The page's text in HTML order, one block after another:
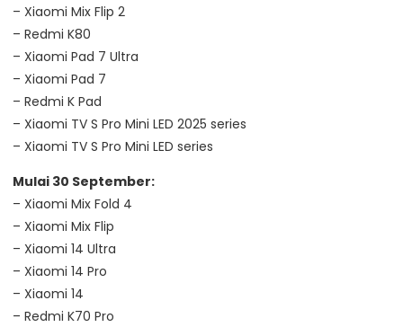
– Xiaomi Mix Flip 2
– Redmi K80
– Xiaomi Pad 7 Ultra
– Xiaomi Pad 7
– Redmi K Pad
– Xiaomi TV S Pro Mini LED 2025 series
– Xiaomi TV S Pro Mini LED series
Mulai 30 September:
– Xiaomi Mix Fold 4
– Xiaomi Mix Flip
– Xiaomi 14 Ultra
– Xiaomi 14 Pro
– Xiaomi 14
– Redmi K70 Pro